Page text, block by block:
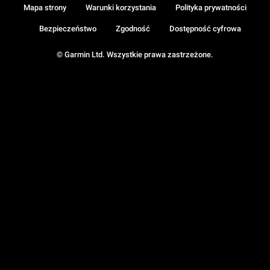
© Garmin Ltd. Wszystkie prawa zastrzeżone.
Mapa strony Warunki korzystania Polityka prywatności
Bezpieczeństwo Zgodność Dostępność cyfrowa